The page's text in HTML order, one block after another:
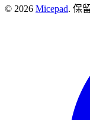
© 2026 Micepad. 保